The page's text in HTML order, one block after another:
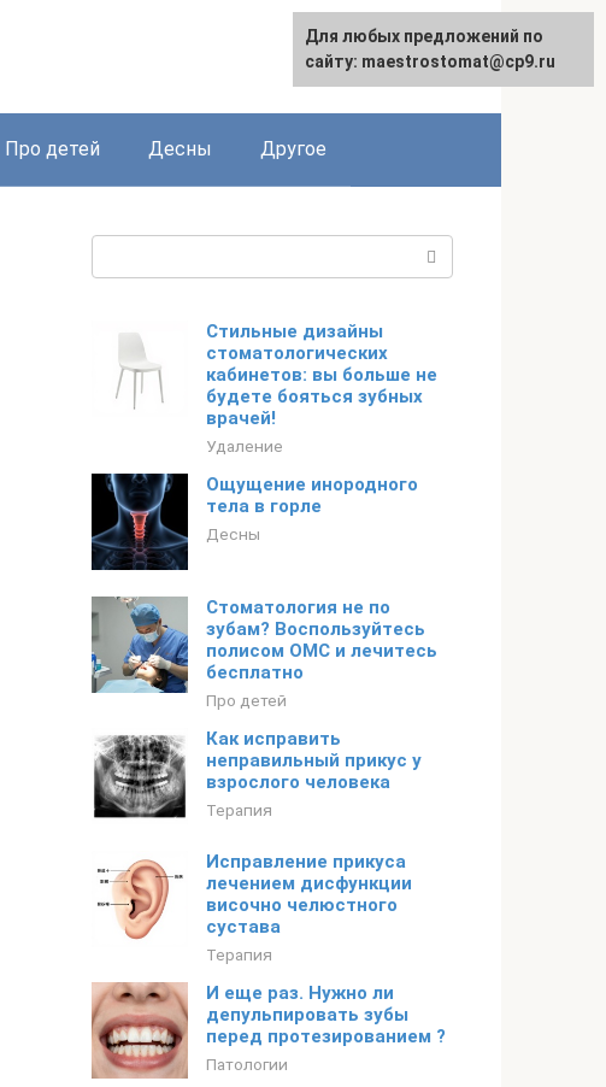
Про детей Десны Другое
Стильные дизайны
стоматологических
кабинетов: вы больше не
будете бояться зубных
врачей!
Удаление
Ощущение инородного
тела в горле
Десны
Стоматология не по
зубам? Воспользуйтесь
полисом ОМС и лечитесь
бесплатно
Про детей
Как исправить
неправильный прикус у
взрослого человека
Терапия
Исправление прикуса
лечением дисфункции
височно челюстного
сустава
Терапия
И еще раз. Нужно ли
депульпировать зубы
перед протезированием ?
Патологии
Для любых предложений по
сайту: maestrostomat@cp9.ru